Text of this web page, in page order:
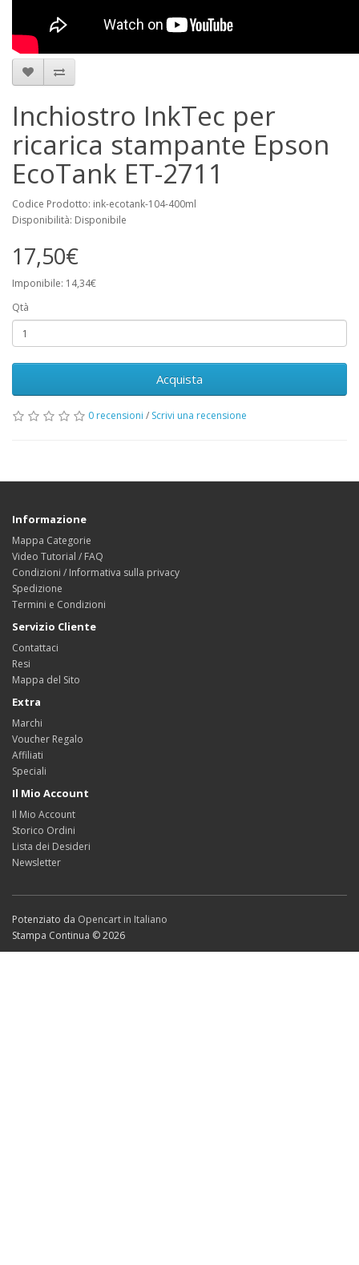
Inchiostro InkTec per
ricarica stampante Epson
EcoTank ET-2711
Codice Prodotto: ink-ecotank-104-400ml
Disponibilità: Disponibile
17,50€
Imponibile: 14,34€
Qtà
Acquista
0 recensioni / Scrivi una recensione
Informazione
Mappa Categorie
Video Tutorial / FAQ
Condizioni / Informativa sulla privacy
Spedizione
Termini e Condizioni
Servizio Cliente
Contattaci
Resi
Mappa del Sito
Extra
Marchi
Voucher Regalo
Affiliati
Speciali
Il Mio Account
Il Mio Account
Storico Ordini
Lista dei Desideri
Newsletter
Potenziato da Opencart in Italiano
Stampa Continua © 2026